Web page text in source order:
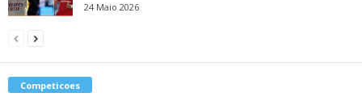
24 Maio 2026
Competicoes